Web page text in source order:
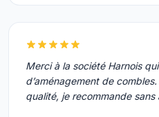
Merci à la société Harnois
d’aménagement de
qualité, je recommande sans